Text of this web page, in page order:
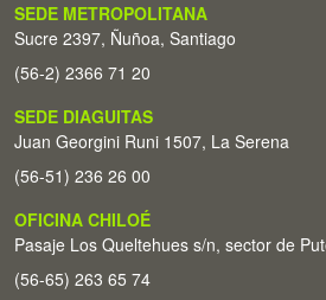
SEDE METROPOLITANA
Sucre 2397, Ñuñoa, Santiago
(56-2) 2366 71 20
SEDE DIAGUITAS
Juan Georgini Runi 1507, La Serena
(56-51) 236 26 00
OFICINA CHILOÉ
Pasaje Los Queltehues s/n, sector de
(56-65) 263 65 74